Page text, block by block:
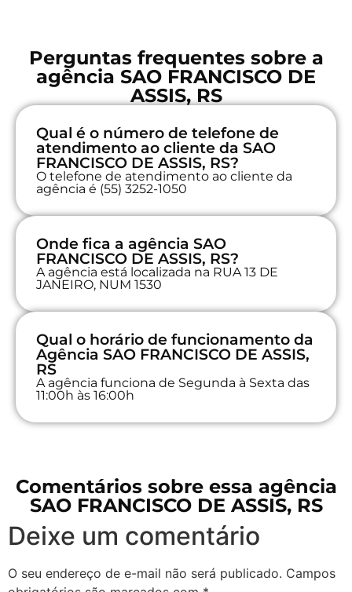
Perguntas frequentes sobre a
agência SAO FRANCISCO DE
ASSIS, RS
Qual é o número de telefone de
atendimento ao cliente da SAO
FRANCISCO DE ASSIS, RS?
O telefone de atendimento ao cliente da
agência é (55) 3252-1050
Onde fica a agência SAO
FRANCISCO DE ASSIS, RS?
A agência está localizada na RUA 13 DE
JANEIRO, NUM 1530
Qual o horário de funcionamento da
Agência SAO FRANCISCO DE ASSIS,
RS
A agência funciona de Segunda à Sexta das
11:00h às 16:00h
Comentários sobre essa agência
SAO FRANCISCO DE ASSIS, RS
Deixe um comentário
O seu endereço de e-mail não será publicado. Campos